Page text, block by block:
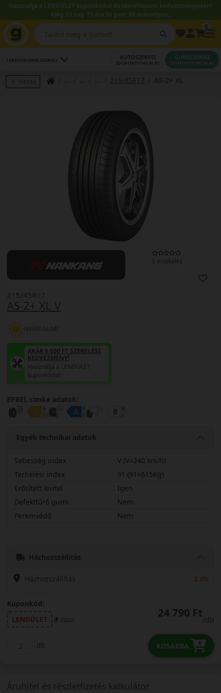
Használja a LENDÜLET kuponkódot és szereltessen kedvezményesen!
Még 53 nap 15 óra 36 perc 30 másodperc.
LEGKÖZELEBBI SZERVIZ AUTÓSZERVIZ
IDŐPONTFOGLALÁS
GUMISZERVIZ
IDŐPONTFOGLALÁS
Vissza 215/45R17
0 értékelés
AS-2+ XL V
215/45R17
NYÁRI GUMI
AKÁR 6.000 FT SZERELÉSI
KEDVEZMÉNY!
Használja a LENDÜLET
kuponkódot!
EPREL cimke adatok:
Egyéb technikai adatok
Sebesség index
V (V=240 km/h)
Terhelési index
91 (91=615Kg)
Erősített kivitel
Igen
Defekttűrő gumi
Nem
Peremvédő
Nem
Házhozszállítás
Házhozszállítás 2 db
Kuponkód:
LENDÜLET
másol 24 790 Ft
/db
db KOSÁRBA
Áruhitel és részletfizetés kalkulátor